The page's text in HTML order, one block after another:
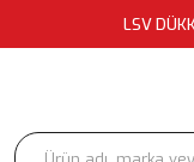
LSV